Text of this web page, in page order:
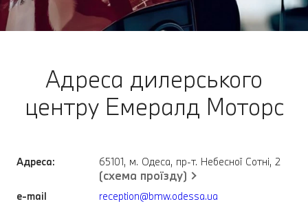
Адреса дилерського
центру Емералд Моторс
Адреса: 65101, м. Одеса, пр-т. Небесної Сотні, 2
(схема проїзду)
e-mail
reception@bmw.odessa.ua